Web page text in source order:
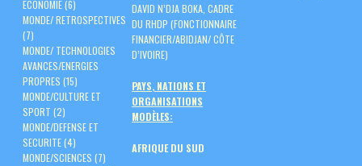
ECONOMIE(6)
MONDE/ RETROSPECTIVES
(7)
MONDE/ TECHNOLOGIES
AVANCES/ENERGIES
PROPRES (15)
MONDE/CULTURE ET
SPORT (2)
MONDE/DEFENSE ET
SECURITE(4)
MONDE/SCIENCES (7)
DAVID N’DJA BOKA, CADRE
DU RHDP (FONCTIONNAIRE
FINANCIER/ABIDJAN/ CÔTE
D’IVOIRE)
PAYS, NATIONS ET
ORGANISATIONS
MODÈLES:
AFRIQUE DU SUD